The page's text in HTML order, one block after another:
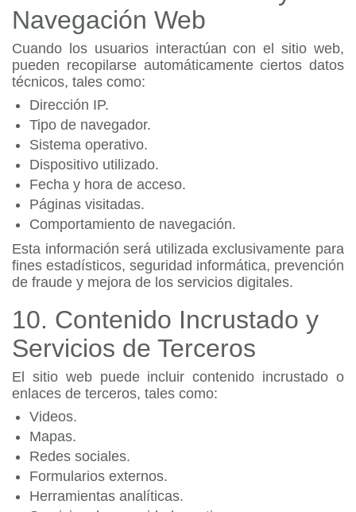
Navegación Web
Cuando los usuarios interactúan con el sitio web,
pueden recopilarse automáticamente ciertos datos
técnicos, tales como:
Dirección IP.
Tipo de navegador.
Sistema operativo.
Dispositivo utilizado.
Fecha y hora de acceso.
Páginas visitadas.
Comportamiento de navegación.
Esta información será utilizada exclusivamente para
fines estadísticos, seguridad informática, prevención
de fraude y mejora de los servicios digitales.
10. Contenido Incrustado y
Servicios de Terceros
El sitio web puede incluir contenido incrustado o
enlaces de terceros, tales como:
Videos.
Mapas.
Redes sociales.
Formularios externos.
Herramientas analíticas.